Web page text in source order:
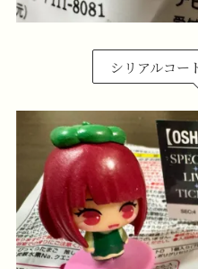
シリアルコー